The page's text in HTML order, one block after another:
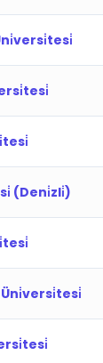
(Deni̇zli̇)